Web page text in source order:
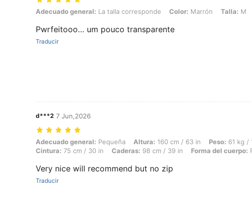
Adecuado general: La talla corresponde, Color: Marrón, Talla: M
Adecuado general: La talla corresponde Color: Marrón Talla: M
Pwrfeitooo… um pouco transparente
Traducir
d***2 7 Jun,2026
Adecuado general: Pequeña, Altura: 160 cm / 63 in, Peso: 61 kg / 134 lbs,
Adecuado general: Pequeña Altura: 160 cm / 63 in Peso: 61 kg /
Cintura: 75 cm / 30 in Caderas: 98 cm / 39 in Forma del cuerpo:
Very nice will recommend but no zip
Traducir